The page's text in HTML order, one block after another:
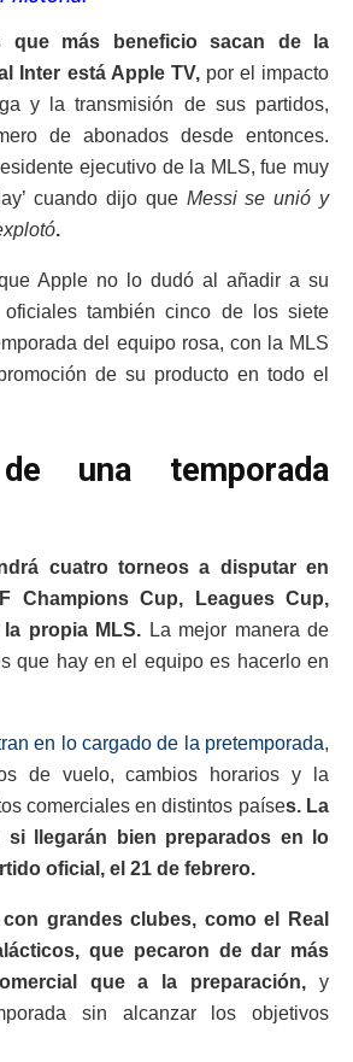
que más beneficio sacan de la
Inter está Apple TV,por el impacto
y la transmisión de sus partidos,
de abonados desde entonces.
ejecutivo de la MLS, fue muy
cuando dijo que Messi se unió y
.
Apple no lo dudó al añadir a su
también cinco de los siete
del equipo rosa, con la MLS
de su producto en todo el
una temporada
cuatro torneos a disputar en
Champions Cup, Leagues Cup,
propia MLS. La mejor manera de
que hay en el equipo es hacerlo en
en lo cargado de la pretemporada,
de vuelo, cambios horarios y la
comerciales en distintos países. La
si llegarán bien preparados en lo
oficial, el 21 de febrero.
grandes clubes, como el Real
que pecaron de dar más
que a la preparación, y
sin alcanzar los objetivos